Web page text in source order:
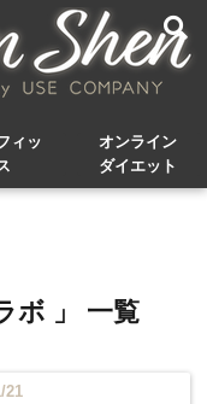
ィッ
オンライン
ダイエット
ボ 」 一覧
21